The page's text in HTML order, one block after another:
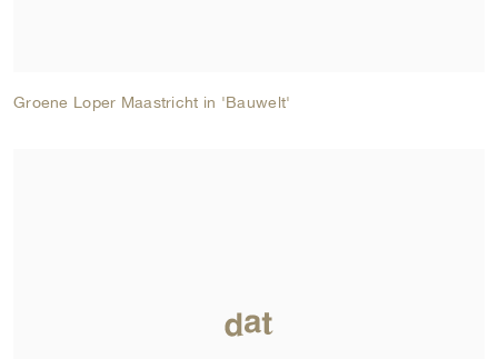
Groene Loper Maastricht in 'Bauwelt'